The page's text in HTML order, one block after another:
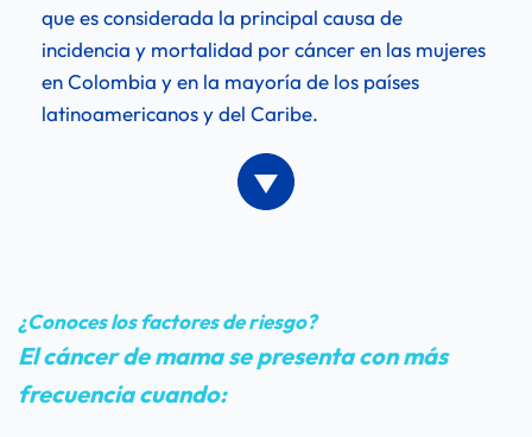
que es considerada la principal causa de
incidencia y mortalidad por cáncer en las mujeres
en Colombia y en la mayoría de los países
latinoamericanos y del Caribe.
¿Conoces los factores de riesgo?
El cáncer de mama se presenta con más
frecuencia cuando: